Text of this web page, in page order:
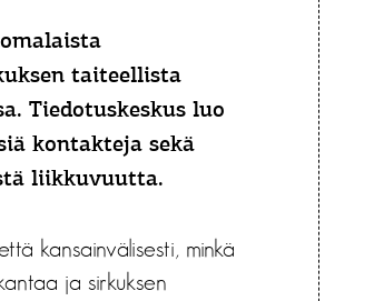
taiteellista
Tiedotuskeskus luo
kontakteja sekä
liikkuvuutta.
kansainvälisesti, minkä
ja sirkuksen